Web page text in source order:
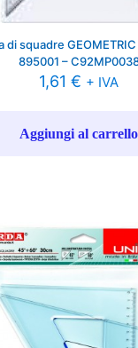
di squadre
895001 –
1,61 € + IVA
Aggiungi al carrello